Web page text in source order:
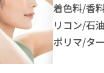
着色料/香
リコン/石
ポリマ/タ